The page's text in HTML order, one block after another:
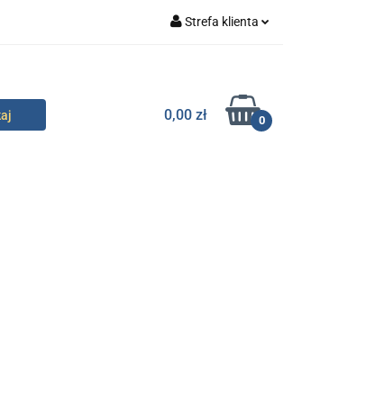
Strefa klienta
Zarejestruj się
Dodaj zgłoszenie
0,00 zł 0